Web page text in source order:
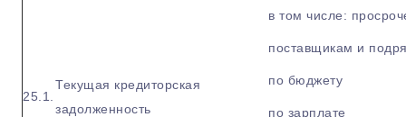
25.1.
Текущая кредиторская
задолженность
в том числе:
поставщикам и
по бюджету
по зарплате